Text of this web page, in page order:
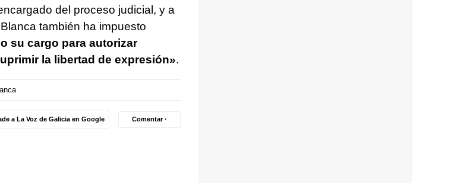
del proceso judicial, y a
también ha impuesto
su cargo para autorizar
la libertad de expresión».
a La Voz de Galicia en Google Comentar ·